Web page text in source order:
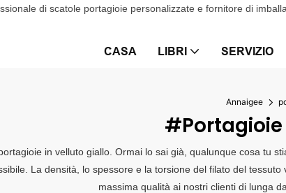
di scatole portagioie personalizzate e fornitore di
CASA LIBRI SERVIZIO
Annaigee
#portagioie
in velluto giallo. Ormai lo sai già, qualunque cosa tu
La densità, lo spessore e la torsione del filato del
massima qualità ai nostri clienti di lunga